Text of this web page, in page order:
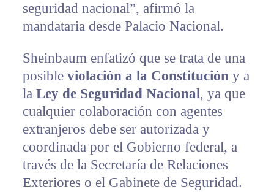
seguridad nacional”, afirmó la
mandataria desde Palacio Nacional.
Sheinbaum enfatizó que se trata de una
posible violación a la Constitucióny a
la Ley de Seguridad Nacional, ya que
cualquier colaboración con agentes
extranjeros debe ser autorizada y
coordinada por el Gobierno federal, a
través de la Secretaría de Relaciones
Exteriores o el Gabinete de Seguridad.